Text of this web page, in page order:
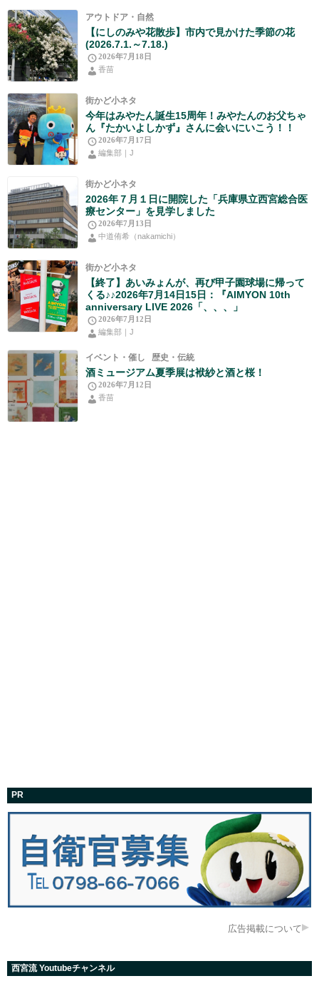
アウトドア・自然
【にしのみや花散歩】市内で見かけた季節の花
(2026.7.1.～7.18.)
2026年7月18日
香苗
街かど小ネタ
今年はみやたん誕生15周年！みやたんのお父ちゃ
ん『たかいよしかず』さんに会いにいこう！！
2026年7月17日
編集部｜J
街かど小ネタ
2026年７月１日に開院した「兵庫県立西宮総合医
療センター」を見学しました
2026年7月13日
中道侑希（nakamichi）
街かど小ネタ
【終了】あいみょんが、再び甲子園球場に帰って
くる♪♪2026年7月14日15日：『AIMYON 10th
anniversary LIVE 2026「、、、」
2026年7月12日
編集部｜J
イベント・催し 歴史・伝統
酒ミュージアム夏季展は袱紗と酒と桜！
2026年7月12日
香苗
PR
広告掲載について
西宮流 Youtubeチャンネル